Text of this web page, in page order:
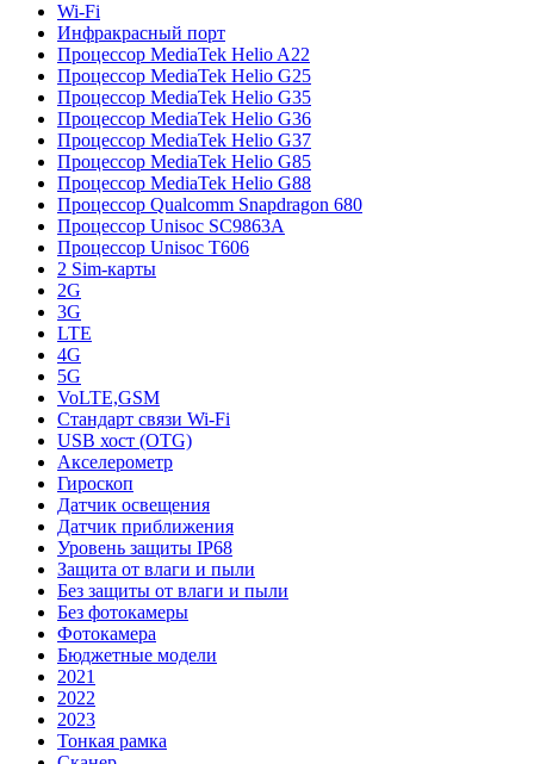
Wi-Fi
Инфракрасный порт
Процессор MediaTek Helio A22
Процессор MediaTek Helio G25
Процессор MediaTek Helio G35
Процессор MediaTek Helio G36
Процессор MediaTek Helio G37
Процессор MediaTek Helio G85
Процессор MediaTek Helio G88
Процессор Qualcomm Snapdragon 680
Процессор Unisoc SC9863A
Процессор Unisoc T606
2 Sim-карты
2G
3G
LTE
4G
5G
VoLTE,GSM
Стандарт связи Wi-Fi
USB хост (OTG)
Акселерометр
Гироскоп
Датчик освещения
Датчик приближения
Уровень защиты IP68
Защита от влаги и пыли
Без защиты от влаги и пыли
Без фотокамеры
Фотокамера
Бюджетные модели
2021
2022
2023
Тонкая рамка